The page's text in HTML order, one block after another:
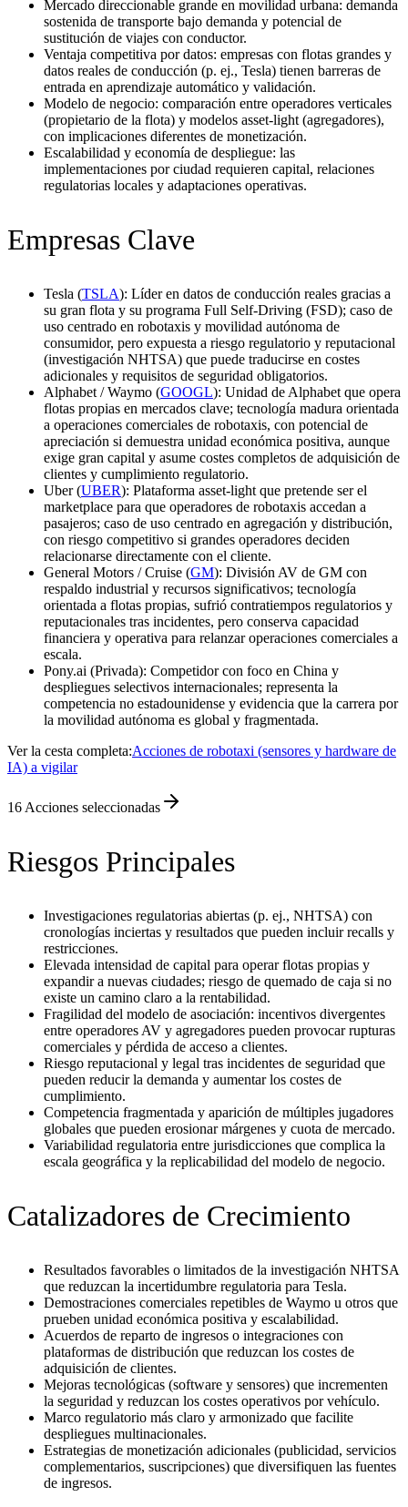
Mercado direccionable grande en movilidad urbana: demanda
sostenida de transporte bajo demanda y potencial de
sustitución de viajes con conductor.
Ventaja competitiva por datos: empresas con flotas grandes y
datos reales de conducción (p. ej., Tesla) tienen barreras de
entrada en aprendizaje automático y validación.
Modelo de negocio: comparación entre operadores verticales
(propietario de la flota) y modelos asset-light (agregadores),
con implicaciones diferentes de monetización.
Escalabilidad y economía de despliegue: las
implementaciones por ciudad requieren capital, relaciones
regulatorias locales y adaptaciones operativas.
Empresas Clave
Tesla (TSLA): Líder en datos de conducción reales gracias a
su gran flota y su programa Full Self-Driving (FSD); caso de
uso centrado en robotaxis y movilidad autónoma de
consumidor, pero expuesta a riesgo regulatorio y reputacional
(investigación NHTSA) que puede traducirse en costes
adicionales y requisitos de seguridad obligatorios.
Alphabet / Waymo (GOOGL): Unidad de Alphabet que opera
flotas propias en mercados clave; tecnología madura orientada
a operaciones comerciales de robotaxis, con potencial de
apreciación si demuestra unidad económica positiva, aunque
exige gran capital y asume costes completos de adquisición de
clientes y cumplimiento regulatorio.
Uber (UBER): Plataforma asset-light que pretende ser el
marketplace para que operadores de robotaxis accedan a
pasajeros; caso de uso centrado en agregación y distribución,
con riesgo competitivo si grandes operadores deciden
relacionarse directamente con el cliente.
General Motors / Cruise (GM): División AV de GM con
respaldo industrial y recursos significativos; tecnología
orientada a flotas propias, sufrió contratiempos regulatorios y
reputacionales tras incidentes, pero conserva capacidad
financiera y operativa para relanzar operaciones comerciales a
escala.
Pony.ai (Privada): Competidor con foco en China y
despliegues selectivos internacionales; representa la
competencia no estadounidense y evidencia que la carrera por
la movilidad autónoma es global y fragmentada.
Ver la cesta completa:Acciones de robotaxi (sensores y hardware de
IA) a vigilar
16 Acciones seleccionadas
Riesgos Principales
Investigaciones regulatorias abiertas (p. ej., NHTSA) con
cronologías inciertas y resultados que pueden incluir recalls y
restricciones.
Elevada intensidad de capital para operar flotas propias y
expandir a nuevas ciudades; riesgo de quemado de caja si no
existe un camino claro a la rentabilidad.
Fragilidad del modelo de asociación: incentivos divergentes
entre operadores AV y agregadores pueden provocar rupturas
comerciales y pérdida de acceso a clientes.
Riesgo reputacional y legal tras incidentes de seguridad que
pueden reducir la demanda y aumentar los costes de
cumplimiento.
Competencia fragmentada y aparición de múltiples jugadores
globales que pueden erosionar márgenes y cuota de mercado.
Variabilidad regulatoria entre jurisdicciones que complica la
escala geográfica y la replicabilidad del modelo de negocio.
Catalizadores de Crecimiento
Resultados favorables o limitados de la investigación NHTSA
que reduzcan la incertidumbre regulatoria para Tesla.
Demostraciones comerciales repetibles de Waymo u otros que
prueben unidad económica positiva y escalabilidad.
Acuerdos de reparto de ingresos o integraciones con
plataformas de distribución que reduzcan los costes de
adquisición de clientes.
Mejoras tecnológicas (software y sensores) que incrementen
la seguridad y reduzcan los costes operativos por vehículo.
Marco regulatorio más claro y armonizado que facilite
despliegues multinacionales.
Estrategias de monetización adicionales (publicidad, servicios
complementarios, suscripciones) que diversifiquen las fuentes
de ingresos.